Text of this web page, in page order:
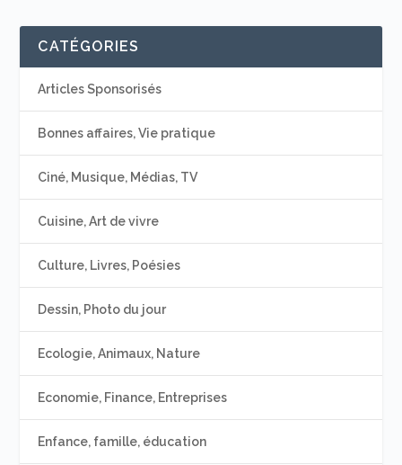
CATÉGORIES
Articles Sponsorisés
Bonnes affaires, Vie pratique
Ciné, Musique, Médias, TV
Cuisine, Art de vivre
Culture, Livres, Poésies
Dessin, Photo du jour
Ecologie, Animaux, Nature
Economie, Finance, Entreprises
Enfance, famille, éducation